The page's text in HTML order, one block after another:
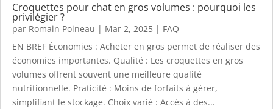
Croquettes pour chat en gros volumes : pourquoi les
privilégier ?
par Romain Poineau | Mar 2, 2025 | FAQ
EN BREF Économies : Acheter en gros permet de réaliser des
économies importantes. Qualité : Les croquettes en gros
volumes offrent souvent une meilleure qualité
nutritionnelle. Praticité : Moins de forfaits à gérer,
simplifiant le stockage. Choix varié : Accès à des...